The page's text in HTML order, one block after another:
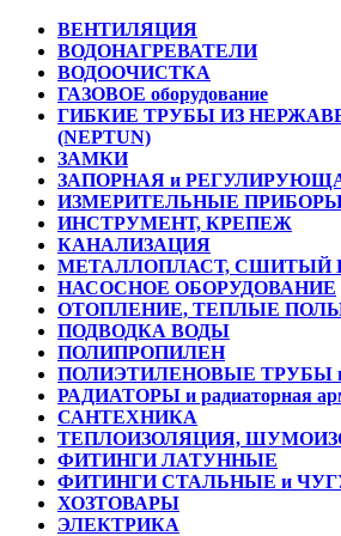
ВЕНТИЛЯЦИЯ
ВОДОНАГРЕВАТЕЛИ
ВОДООЧИСТКА
ГАЗОВОЕ оборудование
ГИБКИЕ ТРУБЫ ИЗ
(NEPTUN)
ЗАМКИ
ЗАПОРНАЯ и
ИЗМЕРИТЕЛЬНЫЕ
ИНСТРУМЕНТ, КРЕПЕЖ
КАНАЛИЗАЦИЯ
МЕТАЛЛОПЛАСТ, СШИТЫЙ
НАСОСНОЕ ОБОРУДОВАНИЕ
ОТОПЛЕНИЕ, ТЕПЛЫЕ
ПОДВОДКА ВОДЫ
ПОЛИПРОПИЛЕН
ПОЛИЭТИЛЕНОВЫЕ ТРУБЫ
РАДИАТОРЫ и радиаторная
САНТЕХНИКА
ТЕПЛОИЗОЛЯЦИЯ,
ФИТИНГИ ЛАТУННЫЕ
ФИТИНГИ СТАЛЬНЫЕ и
ХОЗТОВАРЫ
ЭЛЕКТРИКА